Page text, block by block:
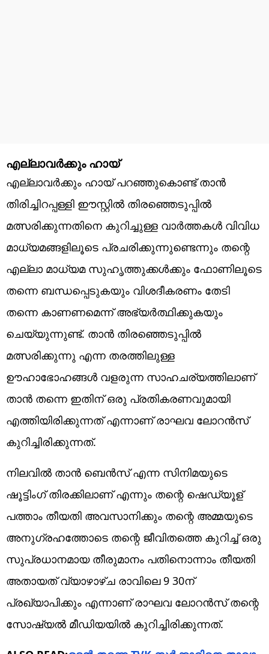
എല്ലാവർക്കും ഹായ്
എല്ലാവർക്കും ഹായ് പറഞ്ഞുകൊണ്ട് താൻ
തിരിച്ചിറപ്പള്ളി ഈസ്റ്റിൽ തിരഞ്ഞെടുപ്പിൽ
മത്സരിക്കുന്നതിനെ കുറിച്ചുള്ള വാർത്തകൾ വിവിധ
മാധ്യമങ്ങളിലൂടെ പ്രചരിക്കുന്നുണ്ടെന്നും തന്റെ
എല്ലാ മാധ്യമ സുഹൃത്തുക്കൾക്കും ഫോണിലൂടെ
തന്നെ ബന്ധപ്പെടുകയും വിശദീകരണം തേടി
തന്നെ കാണണമെന്ന് അഭ്യർത്ഥിക്കുകയും
ചെയ്യുന്നുണ്ട്. താൻ തിരഞ്ഞെടുപ്പിൽ
മത്സരിക്കുന്നു എന്ന തരത്തിലുള്ള
ഊഹാഭോഹങ്ങൾ വളരുന്ന സാഹചര്യത്തിലാണ്
താൻ തന്നെ ഇതിന് ഒരു പ്രതികരണവുമായി
എത്തിയിരിക്കുന്നത് എന്നാണ് രാഘവ ലോറൻസ്
കുറിച്ചിരിക്കുന്നത്.
നിലവിൽ താൻ ബെൻസ് എന്ന സിനിമയുടെ
ഷൂട്ടിംഗ് തിരക്കിലാണ് എന്നും തന്റെ ഷെഡ്യൂള്
പത്താം തീയതി അവസാനിക്കും തന്റെ അമ്മയുടെ
അനുഗ്രഹത്തോടെ തന്റെ ജീവിതത്തെ കുറിച്ച് ഒരു
സുപ്രധാനമായ തീരുമാനം പതിനൊന്നാം തീയതി
അതായത് വ്യാഴാഴ്ച രാവിലെ 9 30ന്
പ്രഖ്യാപിക്കും എന്നാണ് രാഘവ ലോറൻസ് തന്റെ
സോഷ്യൽ മീഡിയയിൽ കുറിച്ചിരിക്കുന്നത്.